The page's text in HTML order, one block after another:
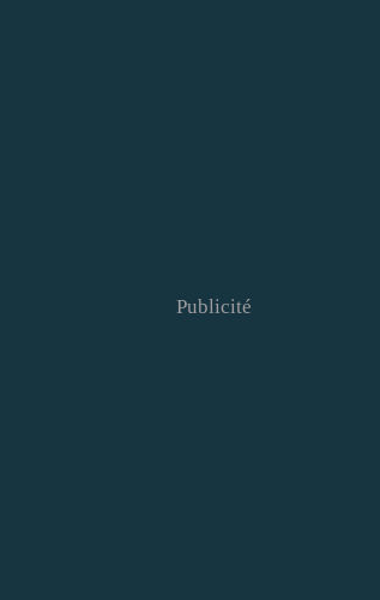
Publicité